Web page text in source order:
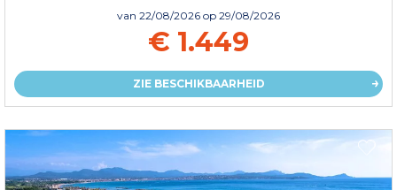
van 22/08/2026 op 29/08/2026
€ 1.449
ZIE BESCHIKBAARHEID